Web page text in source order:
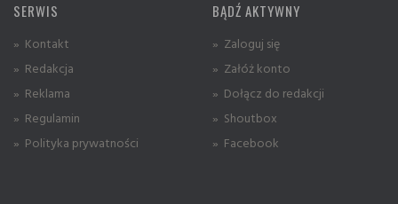
SERWIS
» Kontakt
» Redakcja
» Reklama
» Regulamin
» Polityka prywatności
BĄDŹ AKTYWNY
» Zaloguj się
» Załóż konto
» Dołącz do redakcji
» Shoutbox
» Facebook